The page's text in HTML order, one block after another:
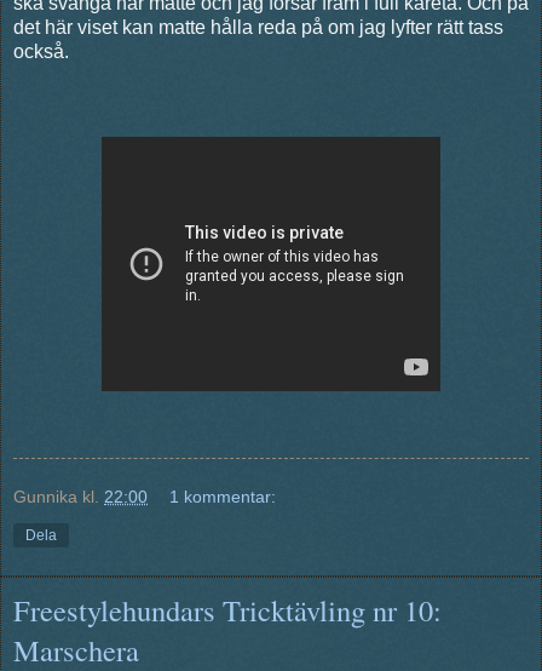
det här viset kan matte hålla reda på om jag lyfter rätt tass
också.
Gunnika kl. 22:00 1 kommentar:
Dela
Freestylehundars Tricktävling nr 10:
Marschera